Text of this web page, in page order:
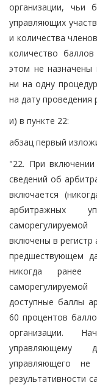
организации, чьи
управляющих
и количества
количество
этом не назначены
ни на одну
на дату проведения
и) в пункте 22:
абзац первый
"22. При
сведений об
включается
арбитражных
включены в
предшествующем
никогда ранее
доступные баллы
60 процентов
организации.
управляющему
управляющего
результативности